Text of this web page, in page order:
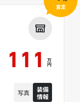
111 万
円
写真
装備
情報
査定